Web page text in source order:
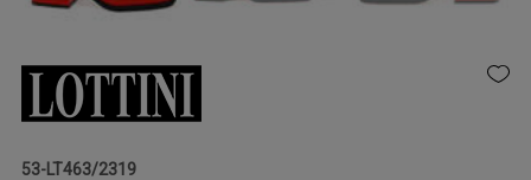
53-LT463/2319